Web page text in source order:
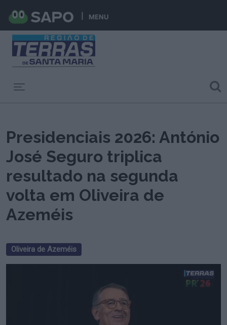
MENU
Presidenciais 2026: António
José Seguro triplica
resultado na segunda
volta em Oliveira de
Azeméis
Oliveira de Azeméis